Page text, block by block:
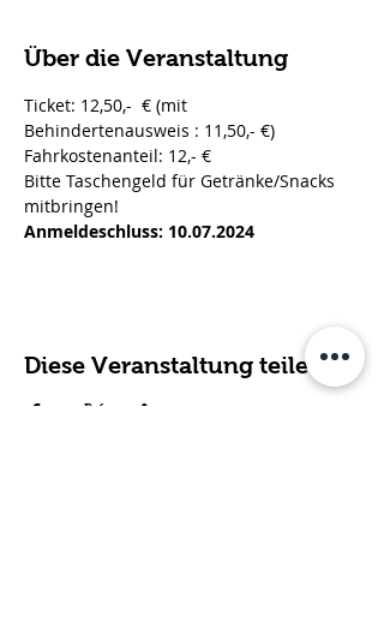
Über die Veranstaltung
Ticket: 12,50,-  € (mit
Behindertenausweis : 11,50,- €)
Fahrkostenanteil: 12,- €
Bitte Taschengeld für Getränke/Snacks
mitbringen!
Anmeldeschluss: 10.07.2024
Diese Veranstaltung teilen